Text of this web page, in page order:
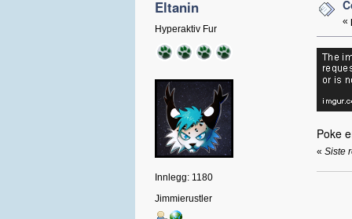
Eltanin
Hyperaktiv Fur
Innlegg: 1180
Jimmierustler
«
Poke
« Siste